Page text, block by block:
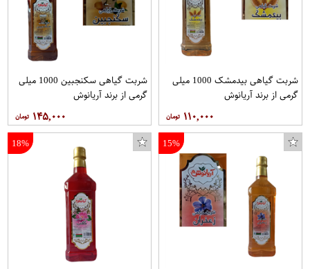
شربت گیاهی بیدمشک 1000 میلی
گرمی از برند آریانوش
۱۱۰,۰۰۰
شربت گیاهی سکنجبین 1000 میلی
گرمی از برند آریانوش
۱۴۵,۰۰۰
15%
18%